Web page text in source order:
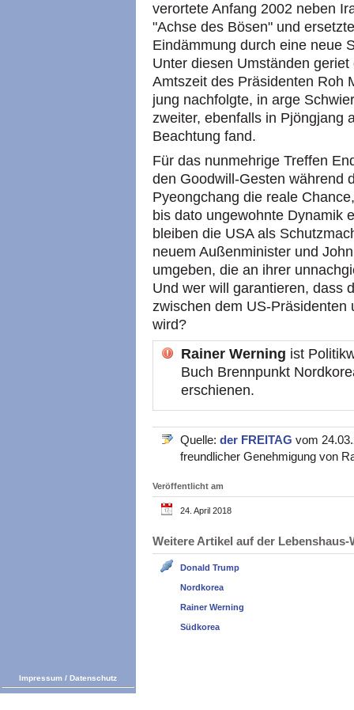
verortete Anfang 2002 neben
"Achse des Bösen" und
Eindämmung durch eine neue
Unter diesen Umständen
Amtszeit des Präsidenten Roh
jung nachfolgte, in arge
zweiter, ebenfalls in Pjöngjang
Beachtung fand.
Für das nunmehrige Treffen
den Goodwill-Gesten während
Pyeongchang die reale
bis dato ungewohnte Dynamik
bleiben die USA als
neuem Außenminister und
umgeben, die an ihrer
Und wer will garantieren, dass
zwischen dem US-
wird?
Rainer Werning ist
Buch Brennpunkt
erschienen.
Quelle: der FREITAG vom
freundlicher Genehmigung von
Veröffentlicht am
24. April 2018
Weitere Artikel auf der
Donald Trump
Nordkorea
Rainer Werning
Südkorea
Impressum / Datenschutz